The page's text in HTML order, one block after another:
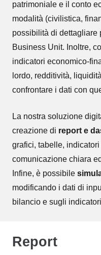
patrimoniale e il conto
modalità (civilistica,
possibilità di dettagliare
Business Unit. Inoltre,
indicatori economico-
lordo, redditività,
confrontare i dati con
La nostra soluzione
creazione di report e
grafici, tabelle,
comunicazione chiara
Infine, è possibile
modificando i dati di
bilancio e sugli
Report